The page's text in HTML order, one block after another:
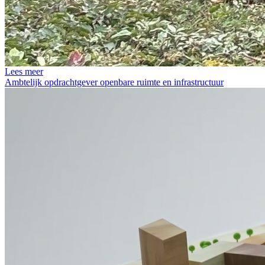
Lees meer
Ambtelijk opdrachtgever openbare ruimte en infrastructuur